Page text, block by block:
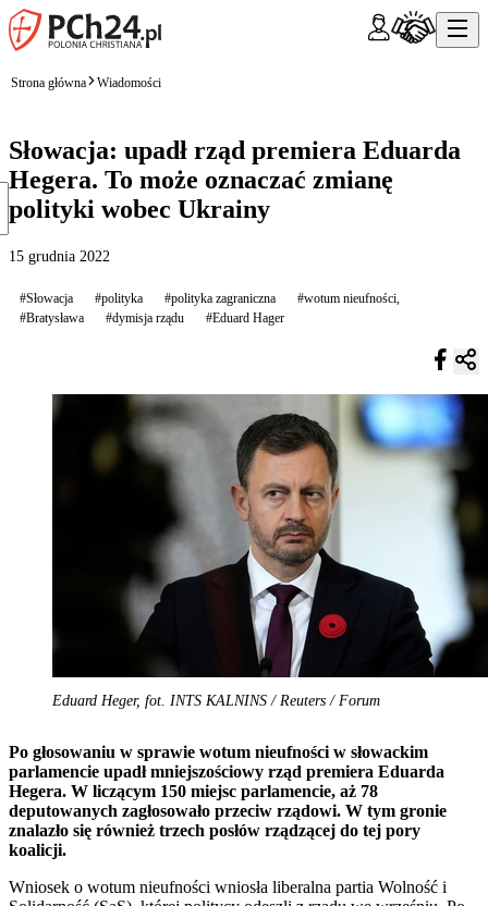
Strona główna Wiadomości
Słowacja: upadł rząd premiera Eduarda
Hegera. To może oznaczać zmianę
polityki wobec Ukrainy
15 grudnia 2022
#Słowacja #polityka #polityka zagraniczna
#wotum nieufności,
#Bratysława
#dymisja rządu #Eduard Hager
Eduard Heger, fot. INTS KALNINS / Reuters / Forum
Po głosowaniu w sprawie wotum nieufności w słowackim
parlamencie upadł mniejszościowy rząd premiera Eduarda
Hegera. W liczącym 150 miejsc parlamencie, aż 78
deputowanych zagłosowało przeciw rządowi. W tym gronie
znalazło się również trzech posłów rządzącej do tej pory
koalicji.
Wniosek o wotum nieufności wniosła liberalna partia Wolność i